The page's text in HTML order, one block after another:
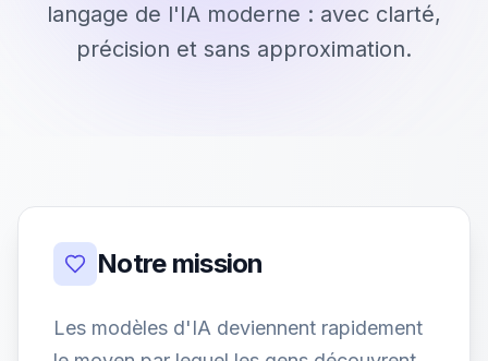
langage de l'IA moderne : avec clarté,
précision et sans approximation.
Notre mission
Les modèles d'IA deviennent rapidement